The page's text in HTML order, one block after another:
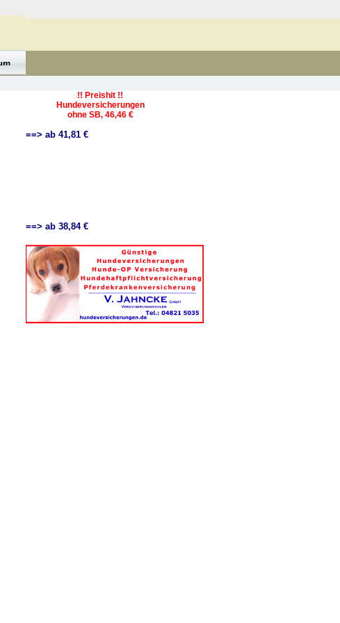
==> ab 41,81 €
==> ab 38,84 €
!! Preishit !!
Hundeversicherungen
ohne SB, 46,46 €